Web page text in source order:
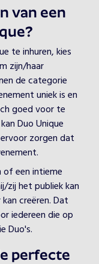
van een
te inhuren, kies
zijn/haar
de categorie
uniek is en
goed voor te
Duo Unique
zorgen dat
een intieme
zij het publiek kan
creëren. Dat
iedereen die op
Duo's.
perfecte